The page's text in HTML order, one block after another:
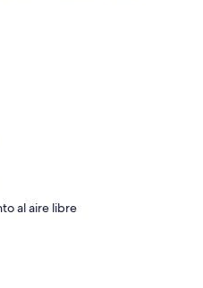
al aire libre